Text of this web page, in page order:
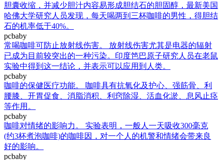
胆囊收缩，并减少胆汁内容易形成胆结石的胆固醇，最新美国
哈佛大学研究人员发现，每天喝两到三杯咖啡的男性，得胆结
石的机率低于40%。
pcbaby
常喝咖啡可防止放射线伤害。 放射线伤害尤其是电器的辐射
已成为目前较突出的一种污染。印度笆巴原子研究人员在老鼠
实验中得到这一结论，并表示可以应用到人类。
pcbaby
咖啡的保健医疗功能。 咖啡具有抗氧化及护心、强筋骨、利
腰膝、开胃促食、消脂消积、利窍除湿、活血化淤、息风止痉
等作用。
pcbaby
咖啡对情绪的影响力。 实验表明，一般人一天吸收300毫克
(约3杯煮泡咖啡)的咖啡因，对一个人的机警和情绪会带来良
好的影响。
pcbaby